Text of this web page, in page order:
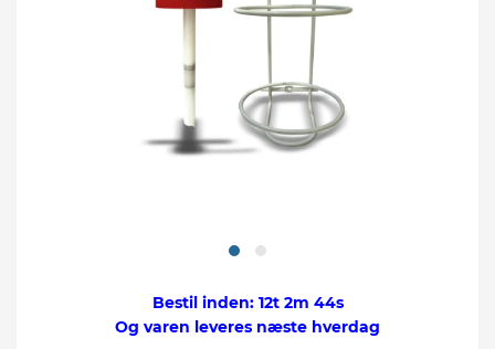
Bestil inden:12t 2m 43s
Og varen leveres næste hverdag